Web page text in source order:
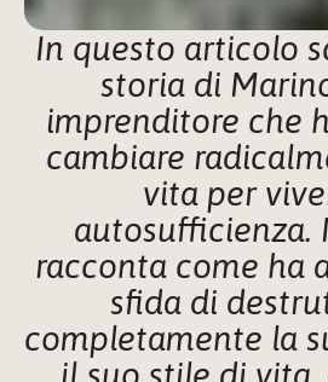
In questo articolo
storia di
imprenditore che
cambiare
vita per
autosufficienza.
racconta come ha
sfida di
completamente la